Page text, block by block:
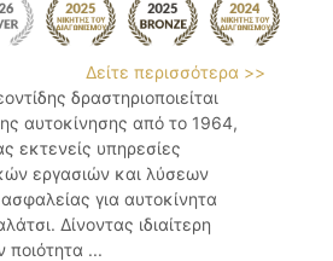
Δείτε περισσότερα >>
δραστηριοποιείται
αυτοκίνησης από το 1964,
εκτενείς υπηρεσίες
εργασιών και λύσεων
για αυτοκίνητα
Δίνοντας ιδιαίτερη
ποιότητα ...